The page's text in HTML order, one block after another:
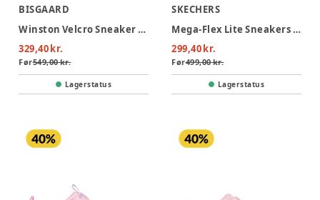
BISGAARD
Winston Velcro Sneaker - Earth
329,40 kr.
Før549,00 kr.
Lagerstatus
SKECHERS
Mega-Flex Lite Sneakers - Gray
299,40 kr.
Før499,00 kr.
Lagerstatus